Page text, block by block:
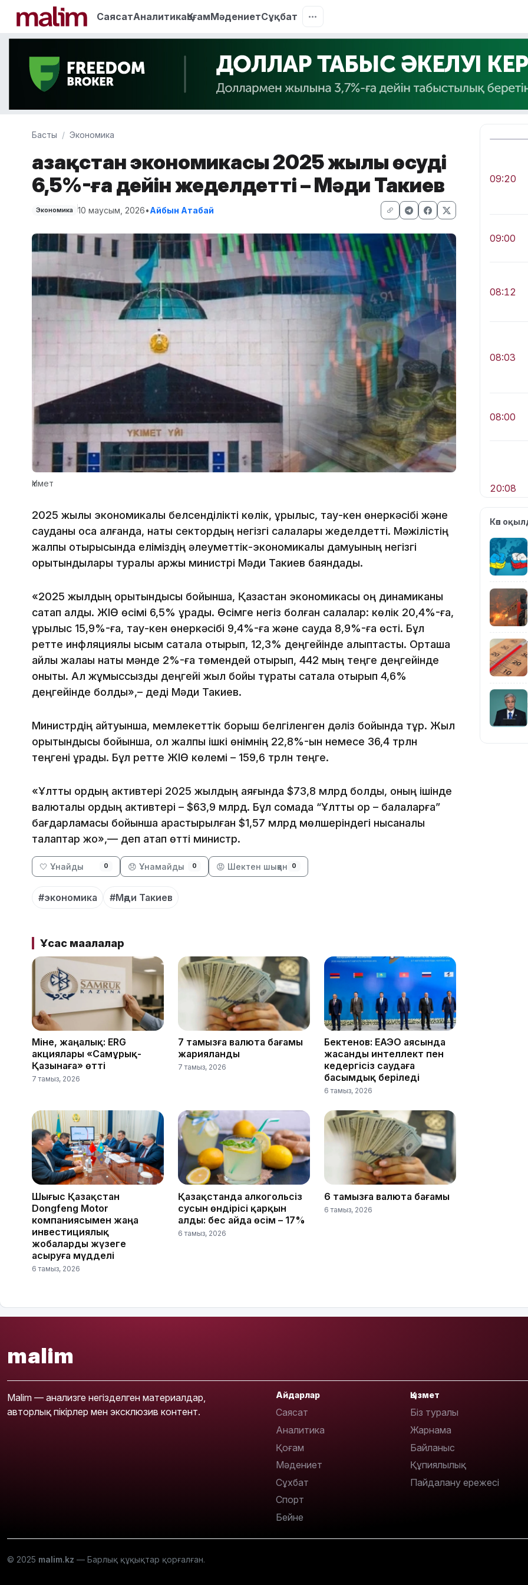
СаясатАналитикаҚоғамМәдениетСұқбат
Басты Экономика
Қазақстан экономикасы 2025 жылы өсуді
6,5%-ға дейін жеделдетті – Мәди Такиев
Экономика 10 маусым, 2026•Айбын Атабай
Үкімет
2025 жылы экономикалық белсенділікті көлік, құрылыс, тау-кен өнеркәсібі және
сауданы қоса алғанда, нақты сектордың негізгі салалары жеделдетті. Мәжілістің
жалпы отырысында еліміздің әлеуметтік-экономикалық дамуының негізгі
қорытындылары туралы қаржы министрі Мәди Такиев баяндады.
«2025 жылдың қорытындысы бойынша, Қазақстан экономикасы оң динамиканы
сақтап қалды. ЖІӨ өсімі 6,5% құрады. Өсімге негіз болған салалар: көлік 20,4%-ға,
құрылыс 15,9%-ға, тау-кен өнеркәсібі 9,4%-ға және сауда 8,9%-ға өсті. Бұл
ретте инфляциялық қысым сақтала отырып, 12,3% деңгейінде қалыптасты. Орташа
айлық жалақы нақты мәнде 2%-ға төмендей отырып, 442 мың теңге деңгейінде
онықты. Ал жұмыссыздық деңгейі жыл бойы тұрақты сақтала отырып 4,6%
деңгейінде болды»,– деді Мәди Такиев.
Министрдің айтуынша, мемлекеттік борыш белгіленген дәліз бойында тұр. Жыл
қорытындысы бойынша, ол жалпы ішкі өнімнің 22,8%-ын немесе 36,4 трлн
теңгені құрады. Бұл ретте ЖІӨ көлемі – 159,6 трлн теңге.
«Ұлттық қордың активтері 2025 жылдың аяғында $73,8 млрд болды, оның ішінде
валюталық қордың активтері – $63,9 млрд. Бұл сомада “Ұлттық қор – балаларға”
бағдарламасы бойынша қарастырылған $1,57 млрд мөлшеріндегі нысаналы
талаптар жоқ»,— деп атап өтті министр.
🤍 Ұнайды 0 😞 Ұнамайды 0 😡 Шектен шыққан 0
#экономика #Мәди Такиев
Ұқсас мақалалар
Міне, жаңалық: ERG
акциялары «Самұрық-
Қазынаға» өтті
7 тамыз, 2026
7 тамызға валюта бағамы
жарияланды
7 тамыз, 2026
Бектенов: ЕАЭО аясында
жасанды интеллект пен
кедергісіз саудаға
басымдық беріледі
6 тамыз, 2026
Шығыс Қазақстан
Dongfeng Motor
компаниясымен жаңа
инвестициялық
жобаларды жүзеге
асыруға мүдделі
6 тамыз, 2026
Қазақстанда алкогольсіз
сусын өндірісі қарқын
алды: бес айда өсім – 17%
6 тамыз, 2026
6 тамызға валюта бағамы
6 тамыз, 2026
09:20
09:00
08:12
08:03
08:00
20:08
20:04
15:56
15:42
Көп
malim
Malim — анализге негізделген материалдар,
авторлық пікірлер мен эксклюзив контент.
Айдарлар
Саясат
Аналитика
Қоғам
Мәдениет
Сұхбат
Спорт
Бейне
Қызмет
Біз туралы
Жарнама
Байланыс
Құпиялылық
Пайдалану ережесі
© 2025 malim.kz — Барлық құқықтар қорғалған.